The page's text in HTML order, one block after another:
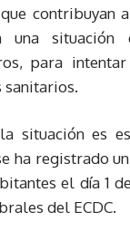
contribuyan
situación
para
sanitarios.
situación es
ha registrado un
el día 1
del ECDC.